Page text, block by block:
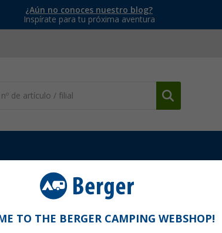
¿Aún no conoces nuestro blog?
Inspírate para tu próxima aventura
y fundas para sillas Fundas de asiento 1-3 One Bar
TO THE BERGER CAMPING WEBSHOP!